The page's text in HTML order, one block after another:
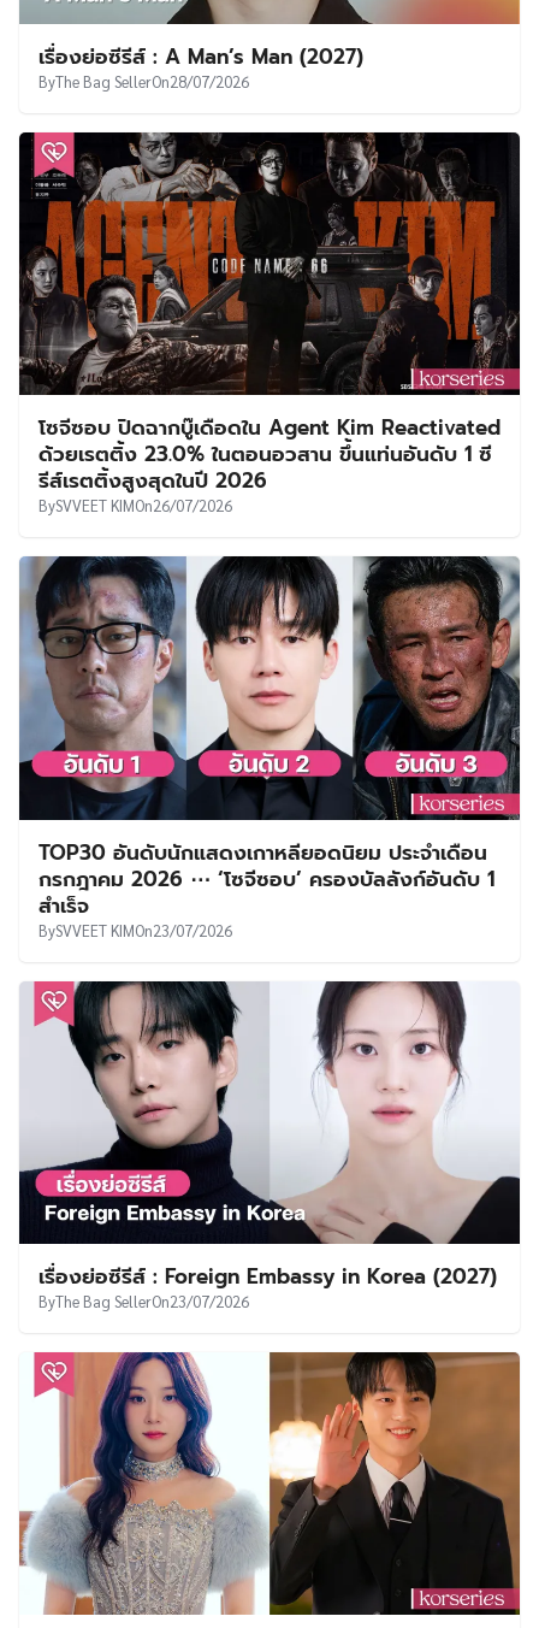
เรื่องย่อซีรีส์ : A Man’s Man (2027)
ByThe Bag SellerOn28/07/2026
โซจีซอบ ปิดฉากบู๊เดือดใน Agent Kim Reactivated
ด้วยเรตติ้ง 23.0% ในตอนอวสาน ขึ้นแท่นอันดับ 1 ซี
รีส์เรตติ้งสูงสุดในปี 2026
BySVVEET KIMOn26/07/2026
TOP30 อันดับนักแสดงเกาหลียอดนิยม ประจำเดือน
กรกฎาคม 2026 ⋯ ‘โซจีซอบ’ ครองบัลลังก์อันดับ 1
สำเร็จ
BySVVEET KIMOn23/07/2026
เรื่องย่อซีรีส์ : Foreign Embassy in Korea (2027)
ByThe Bag SellerOn23/07/2026